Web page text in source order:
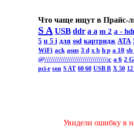
Что чаще ищут в Прайс-
S A USB ddr a a m 2 a -
5 u 5 i для ssd картридж ATA
WiFi ack asus 3 d x b h p a 10 sb
@\\\\\\\\\\\\\\\\\\\\\\\\\\\\\\\\c а 6 2
pci-e son S AT 60 60 USB B X 50
Увидели ошибку в